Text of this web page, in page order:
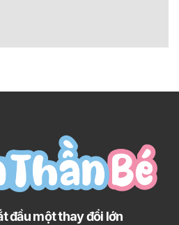
đầu một thay đổi lớn